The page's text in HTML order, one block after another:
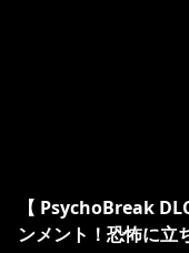
【 PsychoBreak
ンメント！恐怖に立